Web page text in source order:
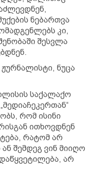
ნებართვა
კი,
შესვლა
ნუცა
საქალაქო
რომ ისინი
ითხოვდნენ
რატომ არ
შემდეგ ვინ მიიღო
არ